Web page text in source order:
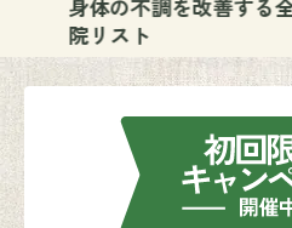
身体の不調を改善する全
院リスト